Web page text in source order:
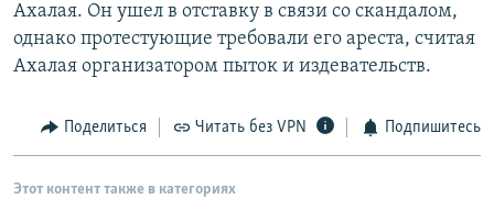
Ахалая. Он ушел в отставку в связи со скандалом,
однако протестующие требовали его ареста, считая
Ахалая организатором пыток и издевательств.
Поделиться Читать без VPN Подпишитесь
Этот контент также в категориях